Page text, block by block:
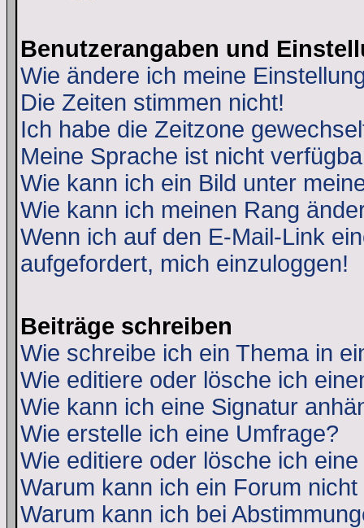
Benutzerangaben und
Wie ändere ich meine
Die Zeiten stimmen nicht!
Ich habe die Zeitzone
Meine Sprache ist nicht
Wie kann ich ein Bild unter
Wie kann ich meinen Rang
Wenn ich auf den E-Mail-Link
aufgefordert, mich einzuloggen!
Beiträge schreiben
Wie schreibe ich ein Thema in
Wie editiere oder lösche ich
Wie kann ich eine Signatur
Wie erstelle ich eine Umfrage?
Wie editiere oder lösche ich
Warum kann ich ein Forum
Warum kann ich bei